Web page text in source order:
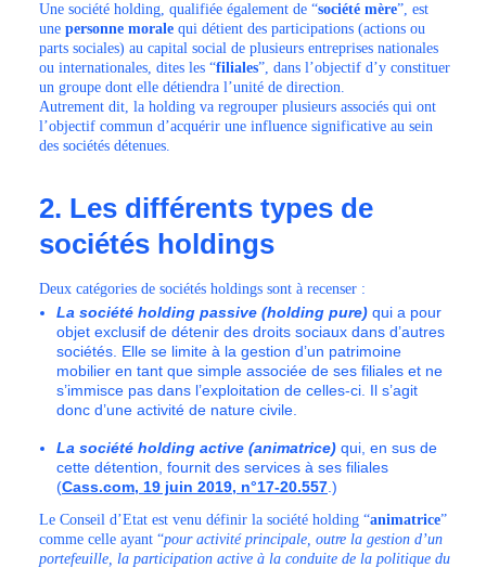
Une société holding, qualifiée également de “société mère”, est
une personne morale qui détient des participations (actions ou
parts sociales) au capital social de plusieurs entreprises nationales
ou internationales, dites les “filiales”, dans l’objectif d’y constituer
un groupe dont elle détiendra l’unité de direction.
Autrement dit, la holding va regrouper plusieurs associés qui ont
l’objectif commun d’acquérir une influence significative au sein
des sociétés détenues.
2. Les différents types de
sociétés holdings
Deux catégories de sociétés holdings sont à recenser :
La société holding passive (holding pure) qui a pour
objet exclusif de détenir des droits sociaux dans d’autres
sociétés. Elle se limite à la gestion d’un patrimoine
mobilier en tant que simple associée de ses filiales et ne
s’immisce pas dans l’exploitation de celles-ci. Il s’agit
donc d’une activité de nature civile.
La société holding active (animatrice) qui, en sus de
cette détention, fournit des services à ses filiales
(Cass.com, 19 juin 2019, n°17-20.557 .)
Le Conseil d’Etat est venu définir la société holding “animatrice”
comme celle ayant “pour activité principale, outre la gestion d’un
portefeuille, la participation active à la conduite de la politique du